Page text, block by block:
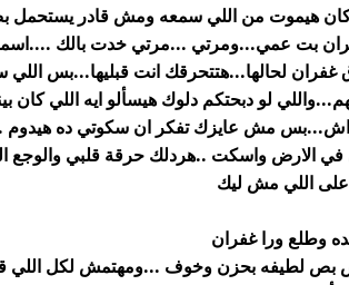
هيموت من اللي سمعه ومش قادر يستحمل
بت عمي...ومرتي ...مرتي خدت بالك
غفران لحالها...هتتحرقك انت قبليها...بس اللي
لو دبحتكم دلوك هيسألو ايه اللي
مش عايزك تفكر ان سكوتي ده هيدوم
الارض واسكت ..هردلك حرقة قلبي والوجع
اللي مش ليك
وطلع ورا غفران
بص لطيفه بحزن وخوف ...ومهتمش لكل اللي